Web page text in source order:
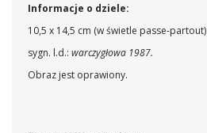
Informacje o dziele:
10,5 x 14,5 cm (w świetle passe-partout)
sygn. l.d.: warczygłowa 1987.
Obraz jest oprawiony.